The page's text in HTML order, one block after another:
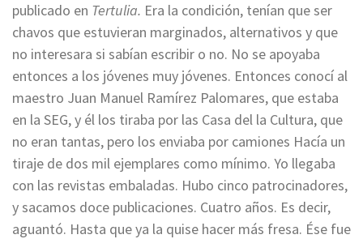
publicado en Tertulia. Era la condición, tenían que ser
chavos que estuvieran marginados, alternativos y que
no interesara si sabían escribir o no. No se apoyaba
entonces a los jóvenes muy jóvenes. Entonces conocí al
maestro Juan Manuel Ramírez Palomares, que estaba
en la SEG, y él los tiraba por las Casa del la Cultura, que
no eran tantas, pero los enviaba por camiones Hacía un
tiraje de dos mil ejemplares como mínimo. Yo llegaba
con las revistas embaladas. Hubo cinco patrocinadores,
y sacamos doce publicaciones. Cuatro años. Es decir,
aguantó. Hasta que ya la quise hacer más fresa. Ése fue